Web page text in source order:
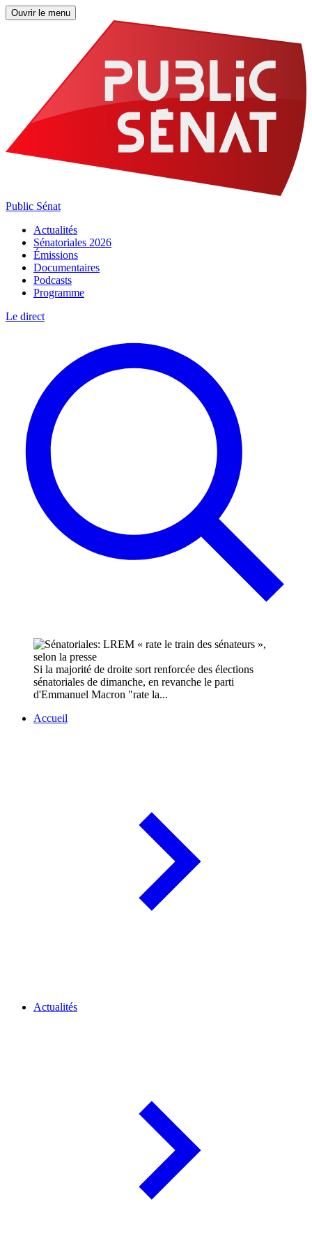
Ouvrir le menu
Public Sénat
Actualités
Sénatoriales 2026
Émissions
Documentaires
Podcasts
Programme
Le direct
Si la majorité de droite sort renforcée des élections
sénatoriales de dimanche, en revanche le parti
d'Emmanuel Macron "rate la...
Accueil
Actualités